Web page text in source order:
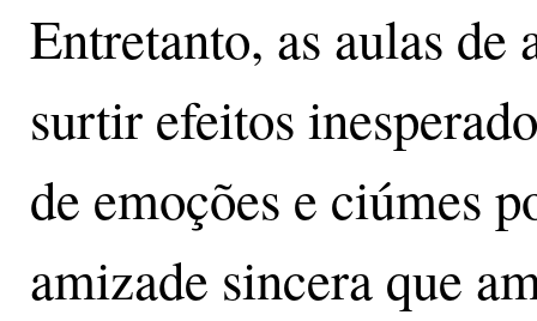
Entretanto, as aulas
surtir efeitos
de emoções e ciúmes
amizade sincera que